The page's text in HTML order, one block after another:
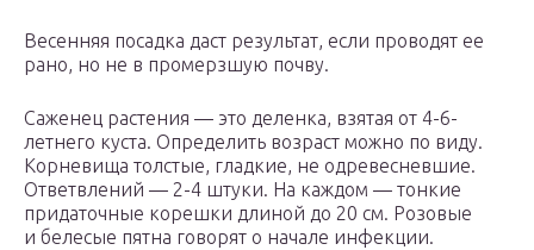
Весенняя посадка даст результат, если проводят ее
рано, но не в промерзшую почву.
Саженец растения — это деленка, взятая от 4-6-
летнего куста. Определить возраст можно по виду.
Корневища толстые, гладкие, не одревесневшие.
Ответвлений — 2-4 штуки. На каждом — тонкие
придаточные корешки длиной до 20 см. Розовые
и белесые пятна говорят о начале инфекции.